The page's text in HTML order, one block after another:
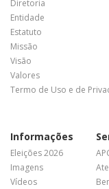
Diretoria
Entidade
Estatuto
Missão
Visão
Valores
Termo de Uso e de
Informações
Eleições 2026
Imagens
Vídeos